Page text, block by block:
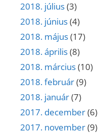
2018. július(3)
2018. június(4)
2018. május(17)
2018. április(8)
2018. március(10)
2018. február(9)
2018. január(7)
2017. december(6)
2017. november(9)